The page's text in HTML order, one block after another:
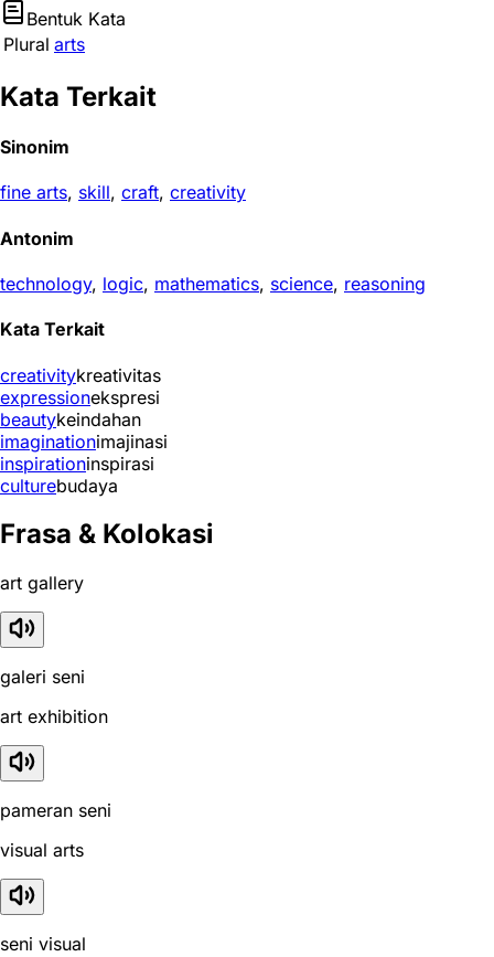
Bentuk Kata
Plural arts
Kata Terkait
Sinonim
fine arts, skill, craft, creativity
Antonim
technology, logic, mathematics, science, reasoning
Kata Terkait
creativitykreativitas
expressionekspresi
beautykeindahan
imaginationimajinasi
inspirationinspirasi
culturebudaya
Frasa & Kolokasi
art gallery
galeri seni
art exhibition
pameran seni
visual arts
seni visual